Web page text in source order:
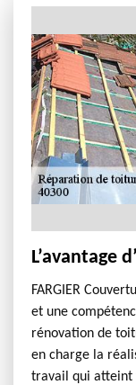
L’avantage
FARGIER
et une
rénovation de
en charge la
travail qui atteint